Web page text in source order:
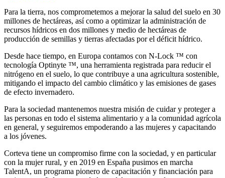
Para la tierra, nos comprometemos a mejorar la salud del suelo en 30
millones de hectáreas, así como a optimizar la administración de
recursos hídricos en dos millones y medio de hectáreas de
producción de semillas y tierras afectadas por el déficit hídrico.
Desde hace tiempo, en Europa contamos con N-Lock ™ con
tecnología Optinyte ™, una herramienta registrada para reducir el
nitrógeno en el suelo, lo que contribuye a una agricultura sostenible,
mitigando el impacto del cambio climático y las emisiones de gases
de efecto invernadero.
Para la sociedad mantenemos nuestra misión de cuidar y proteger a
las personas en todo el sistema alimentario y a la comunidad agrícola
en general, y seguiremos empoderando a las mujeres y capacitando
a los jóvenes.
Corteva tiene un compromiso firme con la sociedad, y en particular
con la mujer rural, y en 2019 en España pusimos en marcha
TalentA, un programa pionero de capacitación y financiación para